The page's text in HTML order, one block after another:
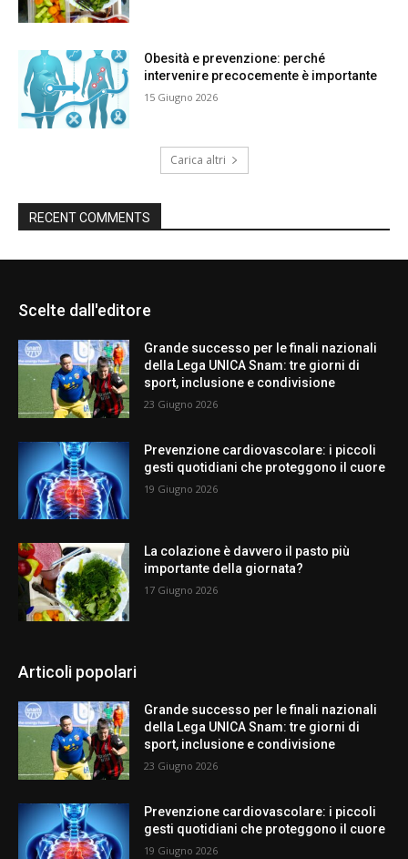
Obesità e prevenzione: perché
intervenire precocemente è importante
15 Giugno 2026
Carica altri
RECENT COMMENTS
Scelte dall'editore
Grande successo per le finali nazionali
della Lega UNICA Snam: tre giorni di
sport, inclusione e condivisione
23 Giugno 2026
Prevenzione cardiovascolare: i piccoli
gesti quotidiani che proteggono il cuore
19 Giugno 2026
La colazione è davvero il pasto più
importante della giornata?
17 Giugno 2026
Articoli popolari
Grande successo per le finali nazionali
della Lega UNICA Snam: tre giorni di
sport, inclusione e condivisione
23 Giugno 2026
Prevenzione cardiovascolare: i piccoli
gesti quotidiani che proteggono il cuore
19 Giugno 2026